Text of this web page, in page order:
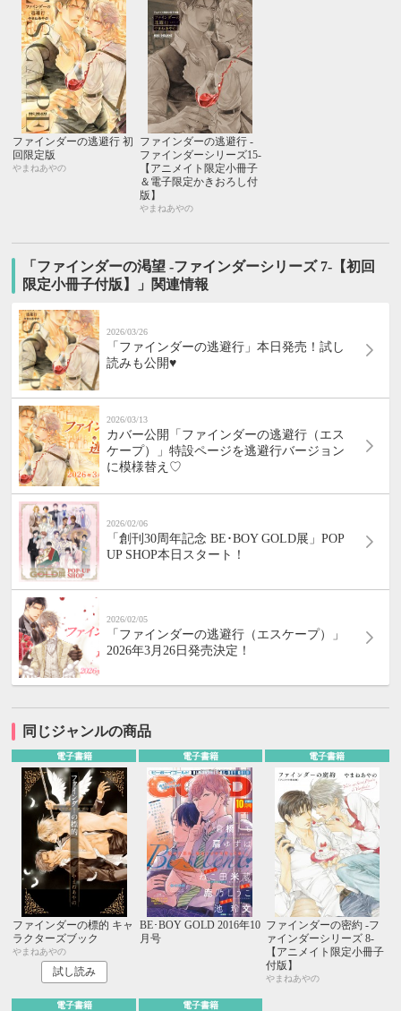
ファインダーの逃避行 初
回限定版
やまねあやの
ファインダーの逃避行 -
ファインダーシリーズ15-
【アニメイト限定小冊子
＆電子限定かきおろし付
版】
やまねあやの
「ファインダーの渇望 -ファインダーシリーズ 7-【初回
限定小冊子付版】」関連情報
2026/03/26
「ファインダーの逃避行」本日発売！試し
読みも公開♥
2026/03/13
カバー公開「ファインダーの逃避行（エス
ケープ）」特設ページを逃避行バージョン
に模様替え♡
2026/02/06
「創刊30周年記念 BE･BOY GOLD展」POP
UP SHOP本日スタート！
2026/02/05
「ファインダーの逃避行（エスケープ）」
2026年3月26日発売決定！
同じジャンルの商品
電子書籍
ファインダーの標的 キャ
ラクターズブック
やまねあやの
試し読み
電子書籍
BE･BOY GOLD 2016年10
月号
電子書籍
ファインダーの密約 -フ
ァインダーシリーズ 8-
【アニメイト限定小冊子
付版】
やまねあやの
電子書籍 電子書籍